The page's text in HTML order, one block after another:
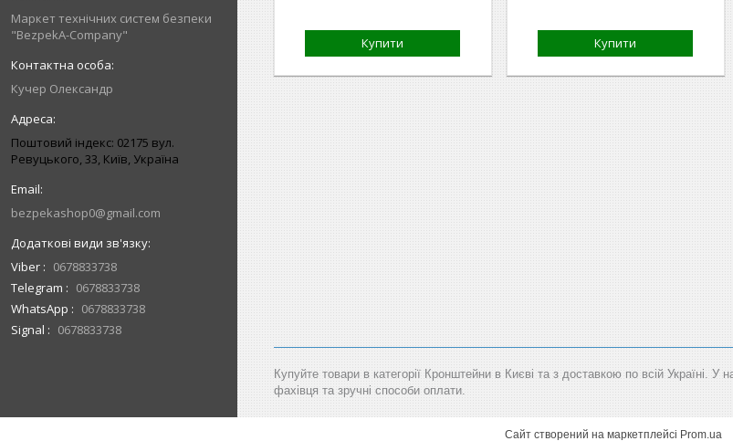
Маркет технічних систем безпеки
"BezpekA-Company"
Кучер Олександр
Поштовий індекс: 02175 вул.
Ревуцького, 33, Київ, Україна
bezpekashop0@gmail.com
Viber
0678833738
Telegram
0678833738
WhatsApp
0678833738
Signal
0678833738
Купити Купити
Купуйте товари в категорії Кронштейни в Києві та з доставкою по всій Україні.
фахівця та зручні способи оплати.
Сайт створений на маркетплейсі Prom.ua